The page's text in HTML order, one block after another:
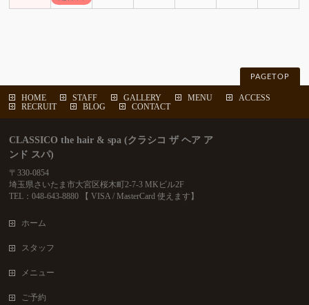
PAGETOP
HOME STAFF GALLERY MENU
ACCESS
RECRUIT
BLOG CONTACT
CLASSICO the hair & spa (クラシコ ザ ヘア ア
ンド スパ)
〒330-0854
埼玉県さいたま市大宮区桜木町2-7-3 MKビル2F
TEL：048-643-8880 【 VISA / MasterCard 使えます】
ホーム
スタッフ
メニュー
ご予約